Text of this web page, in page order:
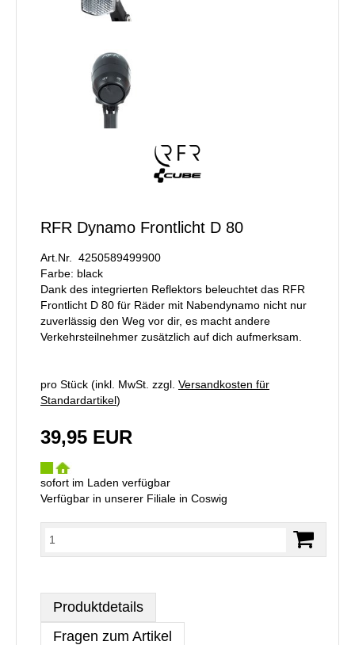
RFR Dynamo Frontlicht D 80
Art.Nr. 4250589499900
Farbe: black
Dank des integrierten Reflektors beleuchtet das RFR
Frontlicht D 80 für Räder mit Nabendynamo nicht nur
zuverlässig den Weg vor dir, es macht andere
Verkehrsteilnehmer zusätzlich auf dich aufmerksam.
pro Stück (inkl. MwSt. zzgl. Versandkosten für
Standardartikel)
39,95 EUR
sofort im Laden verfügbar
Verfügbar in unserer Filiale in Coswig
Produktdetails
Fragen zum Artikel